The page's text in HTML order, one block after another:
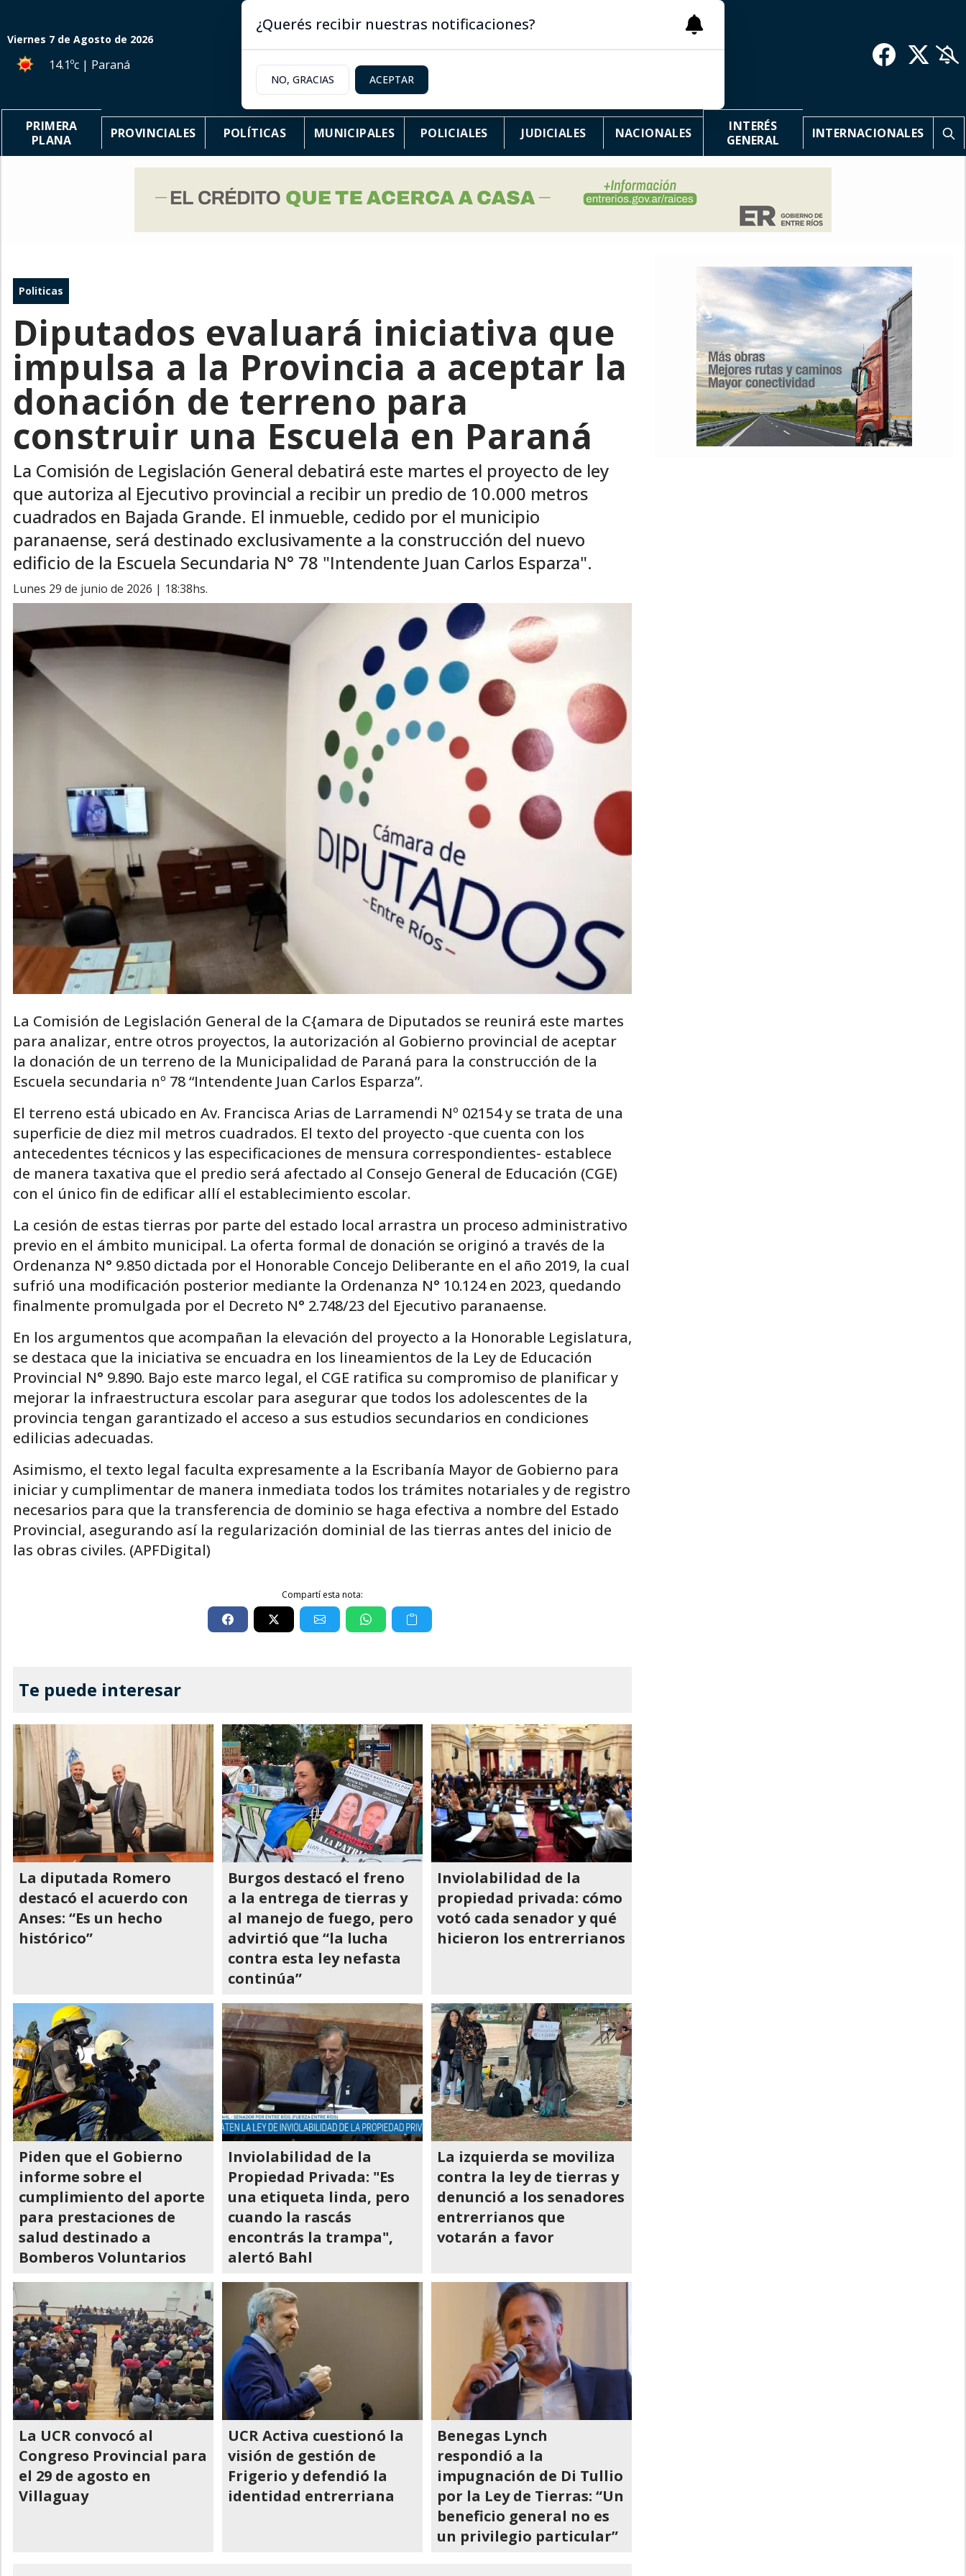
Viernes 7 de Agosto de 2026
14.1ºc | Paraná
PRIMERA
PLANA
PROVINCIALES POLÍTICAS MUNICIPALES POLICIALES JUDICIALES NACIONALES
INTERÉS
GENERAL
INTERNACIONALES
Politicas
Diputados evaluará iniciativa que
impulsa a la Provincia a aceptar la
donación de terreno para
construir una Escuela en Paraná
La Comisión de Legislación General debatirá este martes el proyecto de ley
que autoriza al Ejecutivo provincial a recibir un predio de 10.000 metros
cuadrados en Bajada Grande. El inmueble, cedido por el municipio
paranaense, será destinado exclusivamente a la construcción del nuevo
edificio de la Escuela Secundaria N° 78 "Intendente Juan Carlos Esparza".
lunes 29 de junio de 2026 | 18:38hs.
La Comisión de Legislación General de la C{amara de Diputados se reunirá este martes
para analizar, entre otros proyectos, la autorización al Gobierno provincial de aceptar
la donación de un terreno de la Municipalidad de Paraná para la construcción de la
Escuela secundaria nº 78 “Intendente Juan Carlos Esparza”.
El terreno está ubicado en Av. Francisca Arias de Larramendi Nº 02154 y se trata de una
superficie de diez mil metros cuadrados. El texto del proyecto -que cuenta con los
antecedentes técnicos y las especificaciones de mensura correspondientes- establece
de manera taxativa que el predio será afectado al Consejo General de Educación (CGE)
con el único fin de edificar allí el establecimiento escolar.
La cesión de estas tierras por parte del estado local arrastra un proceso administrativo
previo en el ámbito municipal. La oferta formal de donación se originó a través de la
Ordenanza N° 9.850 dictada por el Honorable Concejo Deliberante en el año 2019, la cual
sufrió una modificación posterior mediante la Ordenanza N° 10.124 en 2023, quedando
finalmente promulgada por el Decreto N° 2.748/23 del Ejecutivo paranaense.
En los argumentos que acompañan la elevación del proyecto a la Honorable Legislatura,
se destaca que la iniciativa se encuadra en los lineamientos de la Ley de Educación
Provincial N° 9.890. Bajo este marco legal, el CGE ratifica su compromiso de planificar y
mejorar la infraestructura escolar para asegurar que todos los adolescentes de la
provincia tengan garantizado el acceso a sus estudios secundarios en condiciones
edilicias adecuadas.
Asimismo, el texto legal faculta expresamente a la Escribanía Mayor de Gobierno para
iniciar y cumplimentar de manera inmediata todos los trámites notariales y de registro
necesarios para que la transferencia de dominio se haga efectiva a nombre del Estado
Provincial, asegurando así la regularización dominial de las tierras antes del inicio de
las obras civiles. (APFDigital)
Compartí esta nota:
Te puede interesar
La diputada Romero
destacó el acuerdo con
Anses: “Es un hecho
histórico”
Burgos destacó el freno
a la entrega de tierras y
al manejo de fuego, pero
advirtió que “la lucha
contra esta ley nefasta
continúa”
Inviolabilidad de la
propiedad privada: cómo
votó cada senador y qué
hicieron los entrerrianos
Piden que el Gobierno
informe sobre el
cumplimiento del aporte
para prestaciones de
salud destinado a
Bomberos Voluntarios
Inviolabilidad de la
Propiedad Privada: "Es
una etiqueta linda, pero
cuando la rascás
encontrás la trampa",
alertó Bahl
La izquierda se moviliza
contra la ley de tierras y
denunció a los senadores
entrerrianos que
votarán a favor
La UCR convocó al
Congreso Provincial para
el 29 de agosto en
Villaguay
UCR Activa cuestionó la
visión de gestión de
Frigerio y defendió la
identidad entrerriana
Benegas Lynch
respondió a la
impugnación de Di Tullio
por la Ley de Tierras: “Un
beneficio general no es
un privilegio particular”
¿Querés recibir nuestras notificaciones?
NO, GRACIAS ACEPTAR